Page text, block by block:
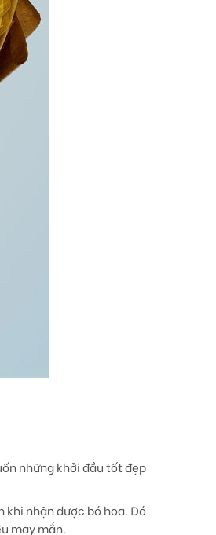
những khởi đầu tốt đẹp
khi nhận được bó hoa. Đó
may mắn.